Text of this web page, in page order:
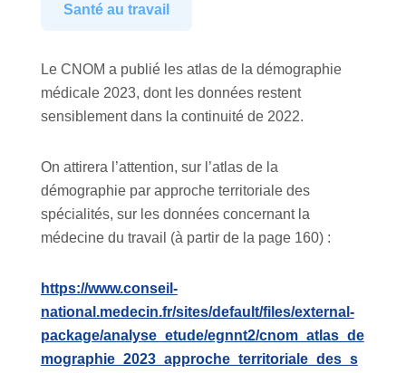
Santé au travail
Le CNOM a publié les atlas de la démographie
médicale 2023, dont les données restent
sensiblement dans la continuité de 2022.
On attirera l’attention, sur l’atlas de la
démographie par approche territoriale des
spécialités, sur les données concernant la
médecine du travail (à partir de la page 160) :
https://www.conseil-
national.medecin.fr/sites/default/files/external-
package/analyse_etude/egnnt2/cnom_atlas_de
mographie_2023_approche_territoriale_des_s